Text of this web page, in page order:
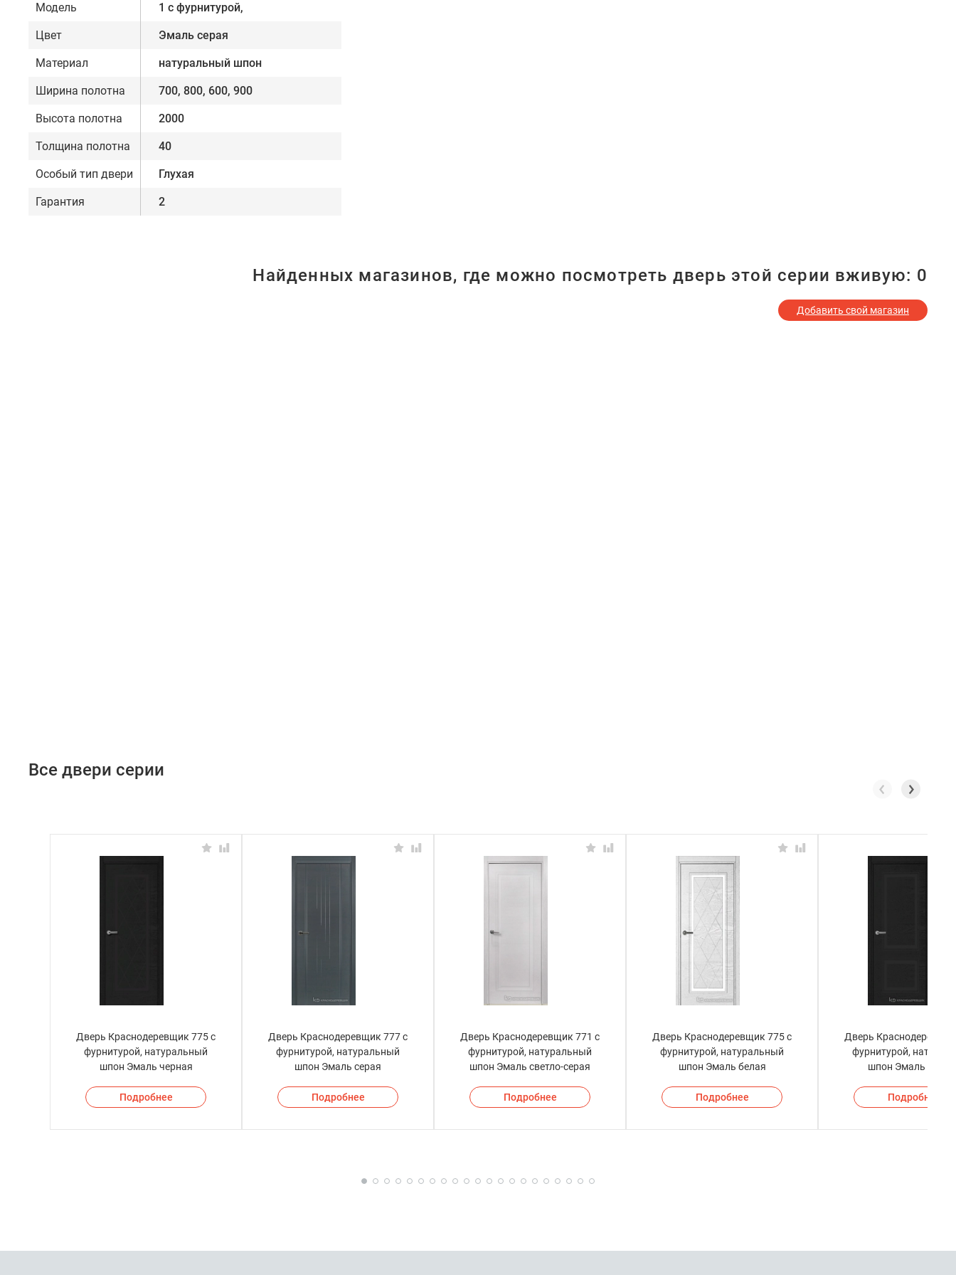
Модель 1 с фурнитурой,
Цвет Эмаль серая
Материал натуральный шпон
Ширина полотна 700, 800, 600, 900
Высота полотна 2000
Толщина полотна 40
Особый тип двери Глухая
Гарантия 2
Найденных магазинов, где можно посмотреть дверь этой серии вживую: 0
Добавить свой магазин
Все двери серии
Дверь Краснодеревщик 775 с
фурнитурой, натуральный
шпон Эмаль черная
Подробнее
Дверь Краснодеревщик 777 с
фурнитурой, натуральный
шпон Эмаль серая
Подробнее
Дверь Краснодеревщик 771 с
фурнитурой, натуральный
шпон Эмаль светло-серая
Подробнее
Дверь Краснодеревщик 775 с
фурнитурой, натуральный
шпон Эмаль белая
Подробнее
Дверь
фурнитурой,
шпон Эмаль
Подробнее